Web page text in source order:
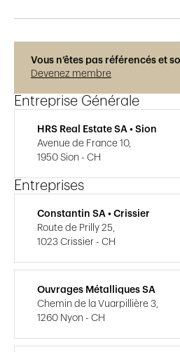
Vous n’êtes pas référencés et
Devenez membre
Entreprise Générale
HRS Real Estate SA • Sion
Avenue de France 10,
1950 Sion - CH
Entreprises
Constantin SA • Crissier
Route de Prilly 25,
1023 Crissier - CH
Ouvrages Métalliques SA
Chemin de la Vuarpillière 3,
1260 Nyon - CH